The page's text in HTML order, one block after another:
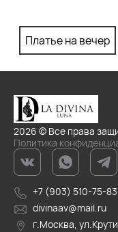
Платье на вечер
2026 © Все права
Политика
+7 (903) 510-75-83
divinaav@mail.ru
г.Москва,